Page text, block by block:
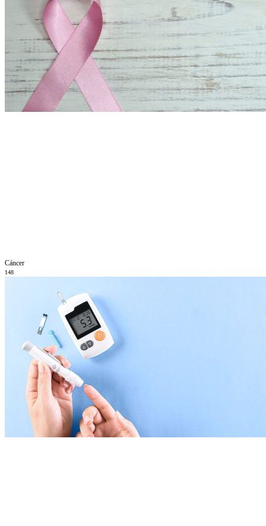
Cáncer
148